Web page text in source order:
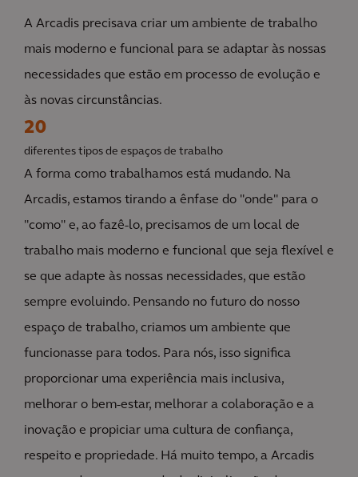
A Arcadis precisava criar um ambiente de trabalho
mais moderno e funcional para se adaptar às nossas
necessidades que estão em processo de evolução e
às novas circunstâncias.
20
diferentes tipos de espaços de trabalho
A forma como trabalhamos está mudando. Na
Arcadis, estamos tirando a ênfase do "onde" para o
"como" e, ao fazê-lo, precisamos de um local de
trabalho mais moderno e funcional que seja flexível e
se que adapte às nossas necessidades, que estão
sempre evoluindo. Pensando no futuro do nosso
espaço de trabalho, criamos um ambiente que
funcionasse para todos. Para nós, isso significa
proporcionar uma experiência mais inclusiva,
melhorar o bem-estar, melhorar a colaboração e a
inovação e propiciar uma cultura de confiança,
respeito e propriedade. Há muito tempo, a Arcadis